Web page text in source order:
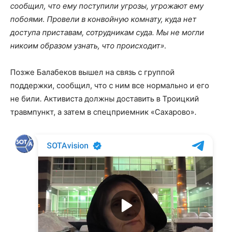
сообщил, что ему поступили угрозы, угрожают ему
побоями. Провели в конвойную комнату, куда нет
доступа приставам, сотрудникам суда. Мы не могли
никоим образом узнать, что происходит».
Позже Балабеков вышел на связь с группой
поддержки, сообщил, что с ним все нормально и его
не били. Активиста должны доставить в Троицкий
травмпункт, а затем в спецприемник «Сахарово».